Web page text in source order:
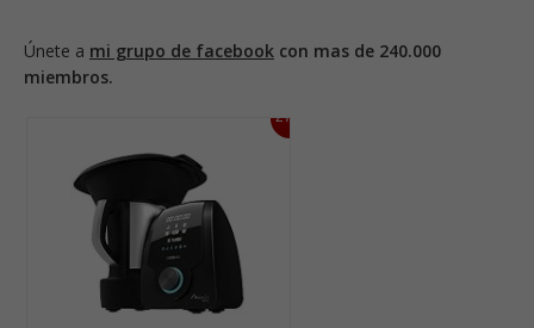
Únete a mi grupo de facebook con mas de 240.000
miembros.
27%